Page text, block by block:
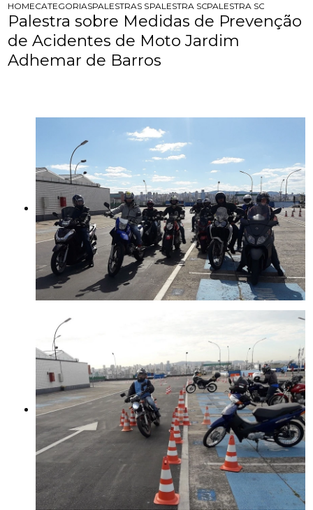
HOMECATEGORIASPALESTRAS SOBRE TRANSITO
PALESTRA SOBRE MEDIDAS DE
PALESTRA SOBRE
Palestra sobre Medidas de Prevenção
de Acidentes de Moto Jardim
Adhemar de Barros